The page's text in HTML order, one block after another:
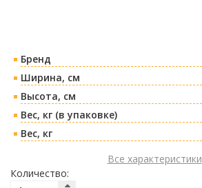
Бренд
Ширина, см
Высота, см
Вес, кг (в упаковке)
Вес, кг
Все характеристики
Количество: